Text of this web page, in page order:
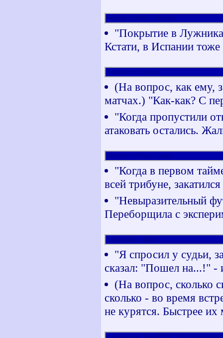
Севилья (Postal 2, Тамбов)
"Покрытие в
Кстати, в Испании
Томь (alsemo, Томск)
(На вопрос, как ему,
матчах.) "Как-как? С
"Когда пропустили
атаковать остались.
Шарлеруа (jelistoy, Львов)
"Когда в первом
всей трибуне,
"Невыразительный
Переборщила с
Анжи (Maxus, Киев)
"Я спросил у судьи,
сказал: "Пошел на...!" -
(На вопрос, сколько
сколько - во время
не курятся. Быстрее
Нортхэмптон_Таун (EXQUEDO, Northampton)